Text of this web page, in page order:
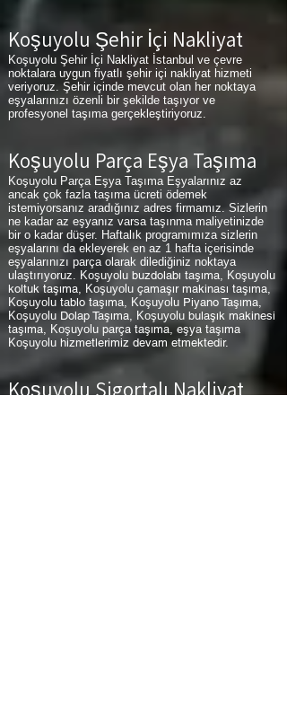
Koşuyolu Şehir İçi Nakliyat
Koşuyolu Şehir İçi Nakliyat İstanbul ve çevre
noktalara uygun fiyatlı şehir içi nakliyat hizmeti
veriyoruz. Şehir içinde mevcut olan her noktaya
eşyalarınızı özenli bir şekilde taşıyor ve
profesyonel taşıma gerçekleştiriyoruz.
Koşuyolu Parça Eşya Taşıma
Koşuyolu Parça Eşya Taşıma Eşyalarınız az
ancak çok fazla taşıma ücreti ödemek
istemiyorsanız aradığınız adres firmamız. Sizlerin
ne kadar az eşyanız varsa taşınma maliyetinizde
bir o kadar düşer. Haftalık programımıza sizlerin
eşyalarını da ekleyerek en az 1 hafta içerisinde
eşyalarınızı parça olarak dilediğiniz noktaya
ulaştırıyoruz. Koşuyolu buzdolabı taşıma, Koşuyolu
koltuk taşıma, Koşuyolu çamaşır makinası taşıma,
Koşuyolu tablo taşıma, Koşuyolu Piyano Taşıma,
Koşuyolu Dolap Taşıma, Koşuyolu bulaşık makinesi
taşıma, Koşuyolu parça taşıma, eşya taşıma
Koşuyolu hizmetlerimiz devam etmektedir.
Koşuyolu Sigortalı Nakliyat